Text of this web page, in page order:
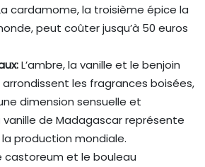
cardamome, la troisième épice la
peut coûter jusqu’à 50 euros
L’ambre, la vanille et le benjoin
les fragrances boisées,
dimension sensuelle et
vanille de Madagascar représente
production mondiale.
castoreum et le bouleau